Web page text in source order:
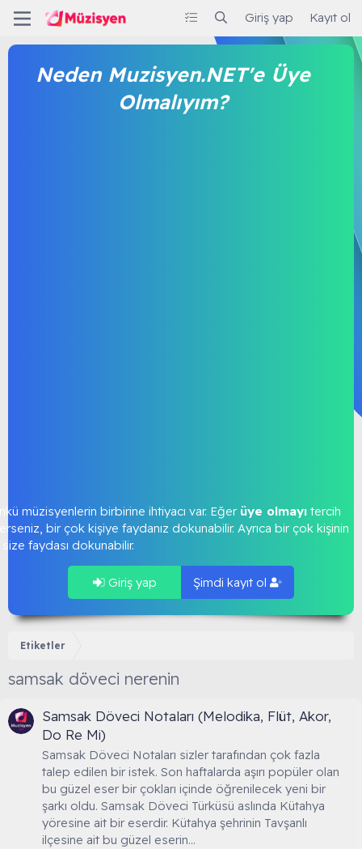
Giriş yap Kayıt ol
Neden Muzisyen.NET'e Üye
Olmalıyım?
müzisyenlerin birbirine ihtiyacı var. Eğer üye olmayı tercih
bir çok kişiye faydanız dokunabilir. Ayrıca bir çok kişinin
faydası dokunabilir.
Giriş yap Şimdi kayıt ol
Etiketler
samsak döveci nerenin
Samsak Döveci Notaları (Melodika, Flüt, Akor,
Do Re Mi)
Samsak Döveci Notaları sizler tarafından çok fazla
talep edilen bir istek. Son haftalarda aşırı popüler olan
bu güzel eser bir çokları içinde öğrenilecek yeni bir
şarkı oldu. Samsak Döveci Türküsü aslında Kütahya
yöresine ait bir eserdir. Kütahya şehrinin Tavşanlı
ilçesine ait bu güzel eserin...